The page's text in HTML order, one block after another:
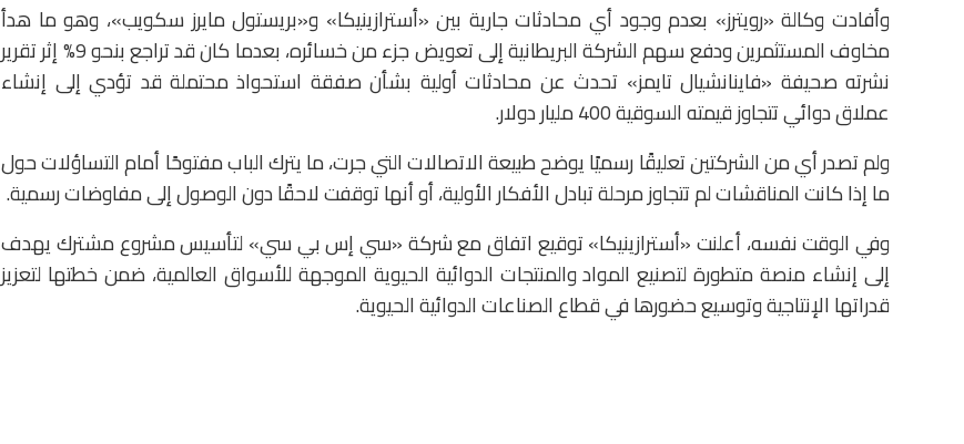
وأفادت وكالة «رويترز» بعدم وجود أي محادثات جارية بين «أسترازينيكا» و«بريستول مايرز سكويب»، وهو ما هدأ
مخاوف المستثمرين ودفع سهم الشركة البريطانية إلى تعويض جزء من خسائره، بعدما كان قد تراجع بنحو 9% إثر تقرير
نشرته صحيفة «فاينانشيال تايمز» تحدث عن محادثات أولية بشأن صفقة استحواذ محتملة قد تؤدي إلى إنشاء
عملاق دوائي تتجاوز قيمته السوقية 400 مليار دولار.
ولم تصدر أي من الشركتين تعليقًا رسميًا يوضح طبيعة الاتصالات التي جرت، ما يترك الباب مفتوحًا أمام التساؤلات حول
ما إذا كانت المناقشات لم تتجاوز مرحلة تبادل الأفكار الأولية، أو أنها توقفت لاحقًا دون الوصول إلى مفاوضات رسمية.
وفي الوقت نفسه، أعلنت «أسترازينيكا» توقيع اتفاق مع شركة «سي إس بي سي» لتأسيس مشروع مشترك يهدف
إلى إنشاء منصة متطورة لتصنيع المواد والمنتجات الدوائية الحيوية الموجهة للأسواق العالمية، ضمن خطتها لتعزيز
قدراتها الإنتاجية وتوسيع حضورها في قطاع الصناعات الدوائية الحيوية.